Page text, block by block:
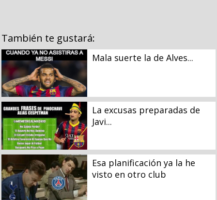
También te gustará:
Mala suerte la de Alves...
La excusas preparadas de
Javi...
Esa planificación ya la he
visto en otro club